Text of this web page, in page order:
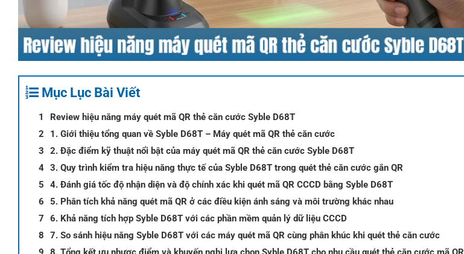
Mục Lục Bài Viết
Review hiệu năng máy quét mã QR thẻ căn cước Syble D68T
1. Giới thiệu tổng quan về Syble D68T – Máy quét mã QR thẻ căn cước
2. Đặc điểm kỹ thuật nổi bật của máy quét mã QR thẻ căn cước Syble D68T
3. Quy trình kiểm tra hiệu năng thực tế của Syble D68T trong quét thẻ căn cước gắn QR
4. Đánh giá tốc độ nhận diện và độ chính xác khi quét mã QR CCCD bằng Syble D68T
5. Phân tích khả năng quét mã QR ở các điều kiện ánh sáng và môi trường khác nhau
6. Khả năng tích hợp Syble D68T với các phần mềm quản lý dữ liệu CCCD
7. So sánh hiệu năng Syble D68T với các máy quét mã QR cùng phân khúc khi quét thẻ căn cước